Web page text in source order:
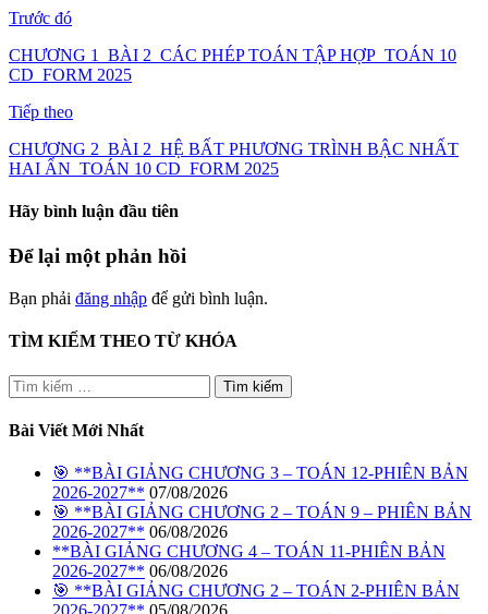
Trước đó
CHƯƠNG 1_BÀI 2_CÁC PHÉP TOÁN TẬP HỢP_TOÁN 10
CD_FORM 2025
Tiếp theo
CHƯƠNG 2_BÀI 2_HỆ BẤT PHƯƠNG TRÌNH BẬC NHẤT
HAI ẨN_TOÁN 10 CD_FORM 2025
Hãy bình luận đầu tiên
Để lại một phản hồi
Bạn phải đăng nhập để gửi bình luận.
TÌM KIẾM THEO TỪ KHÓA
Tìm
kiếm
cho:
Bài Viết Mới Nhất
🎯 **BÀI GIẢNG CHƯƠNG 3 – TOÁN 12-PHIÊN BẢN
2026-2027** 07/08/2026
🎯 **BÀI GIẢNG CHƯƠNG 2 – TOÁN 9 – PHIÊN BẢN
2026-2027** 06/08/2026
**BÀI GIẢNG CHƯƠNG 4 – TOÁN 11-PHIÊN BẢN
2026-2027** 06/08/2026
🎯 **BÀI GIẢNG CHƯƠNG 2 – TOÁN 2-PHIÊN BẢN